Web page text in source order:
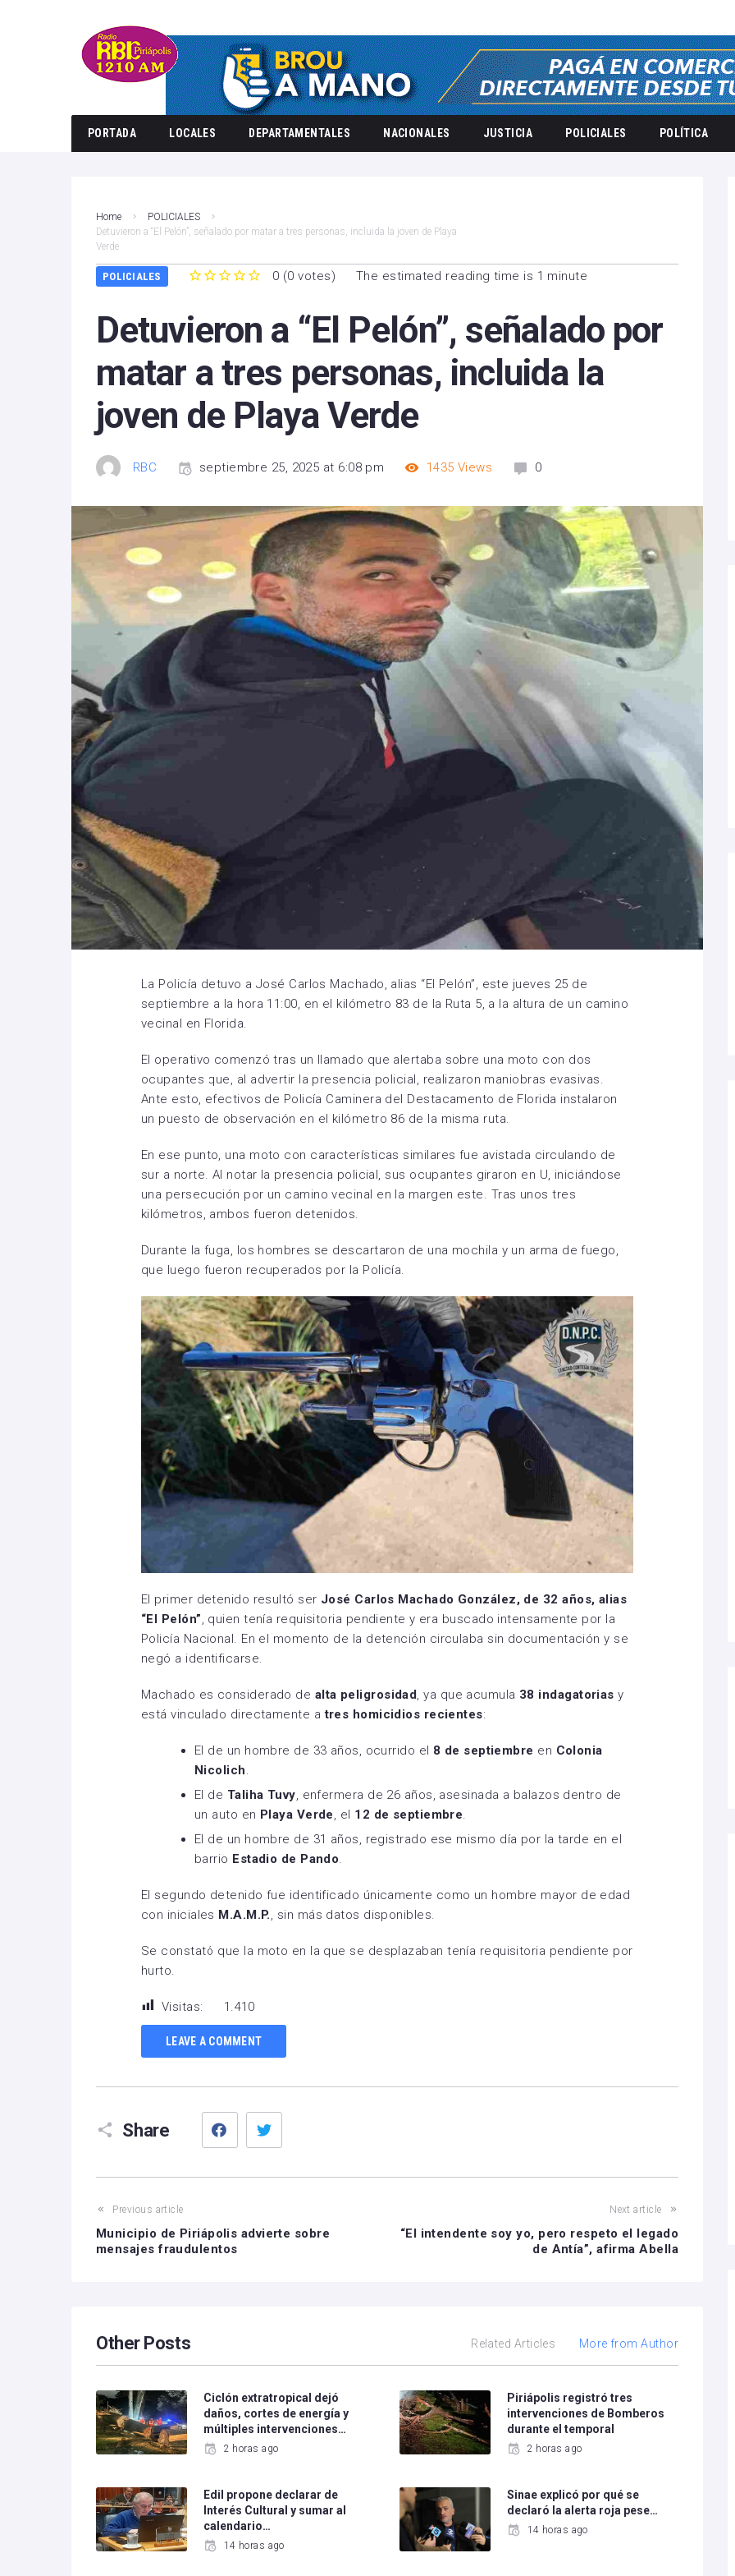
PORTADA LOCALES DEPARTAMENTALES NACIONALES JUSTICIA POLICIALES POLÍTICA
Home
POLICIALES
Detuvieron a “El Pelón”, señalado por matar a tres personas, incluida la joven de Playa
Verde
POLICIALES 0 (0 votes) The estimated reading time is 1 minute
Detuvieron a “El Pelón”, señalado por
matar a tres personas, incluida la
joven de Playa Verde
RBC septiembre 25, 2025 at 6:08 pm 1435 Views 0
La Policía detuvo a José Carlos Machado, alias “El Pelón”, este jueves 25 de
septiembre a la hora 11:00, en el kilómetro 83 de la Ruta 5, a la altura de un camino
vecinal en Florida.
El operativo comenzó tras un llamado que alertaba sobre una moto con dos
ocupantes que, al advertir la presencia policial, realizaron maniobras evasivas.
Ante esto, efectivos de Policía Caminera del Destacamento de Florida instalaron
un puesto de observación en el kilómetro 86 de la misma ruta.
En ese punto, una moto con características similares fue avistada circulando de
sur a norte. Al notar la presencia policial, sus ocupantes giraron en U, iniciándose
una persecución por un camino vecinal en la margen este. Tras unos tres
kilómetros, ambos fueron detenidos.
Durante la fuga, los hombres se descartaron de una mochila y un arma de fuego,
que luego fueron recuperados por la Policía.
El primer detenido resultó ser José Carlos Machado González, de 32 años, alias
“El Pelón”, quien tenía requisitoria pendiente y era buscado intensamente por la
Policía Nacional. En el momento de la detención circulaba sin documentación y se
negó a identificarse.
Machado es considerado de alta peligrosidad, ya que acumula 38 indagatorias y
está vinculado directamente atres homicidios recientes:
El de un hombre de 33 años, ocurrido el 8 de septiembre en Colonia
Nicolich.
El de Taliha Tuvy, enfermera de 26 años, asesinada a balazos dentro de
un auto en Playa Verde, el 12 de septiembre.
El de un hombre de 31 años, registrado ese mismo día por la tarde en el
barrio Estadio de Pando.
El segundo detenido fue identificado únicamente como un hombre mayor de edad
con iniciales M.A.M.P., sin más datos disponibles.
Se constató que la moto en la que se desplazaban tenía requisitoria pendiente por
hurto.
Visitas: 1.410
LEAVE A COMMENT
Share
Facebook
Previous article
Municipio de Piriápolis advierte sobre
mensajes fraudulentos
Next article
“El intendente soy yo, pero respeto el legado
de Antía”, afirma Abella
Other Posts Related Articles More from Author
Ciclón extratropical dejó
daños, cortes de energía y
múltiples intervenciones…
2 horas ago
Piriápolis registró tres
intervenciones de Bomberos
durante el temporal
2 horas ago
Edil propone declarar de
Interés Cultural y sumar al
calendario…
14 horas ago
Sinae explicó por qué se
declaró la alerta roja pese…
14 horas ago